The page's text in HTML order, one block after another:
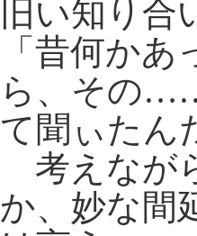
旧い知り合
「昔何か
ら、その
て聞ぃたん
考えなが
か、妙な間